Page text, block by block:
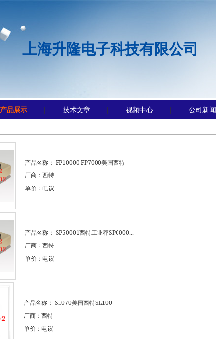
上海升隆电子科技有限公司
产品展示 技术文章 视频中心 公司新闻
产品名称： FP10000 FP7000美国西特
厂商：西特
单价：电议
产品名称： SP50001西特工业秤SP6000...
厂商：西特
单价：电议
产品名称： SL070美国西特SL100
厂商：西特
单价：电议